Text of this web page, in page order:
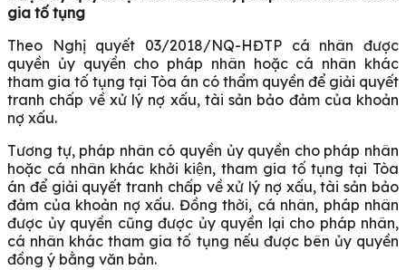
gia tố tụng
Theo Nghị quyết 03/2018/NQ-HĐTP cá nhân được
quyền ủy quyền cho pháp nhân hoặc cá nhân khác
tham gia tố tụng tại Tòa án có thẩm quyền để giải quyết
tranh chấp về xử lý nợ xấu, tài sản bảo đảm của khoản
nợ xấu.
Tương tự, pháp nhân có quyền ủy quyền cho pháp nhân
hoặc cá nhân khác khởi kiện, tham gia tố tụng tại Tòa
án để giải quyết tranh chấp về xử lý nợ xấu, tài sản bảo
đảm của khoản nợ xấu. Đồng thời, cá nhân, pháp nhân
được ủy quyền cũng được ủy quyền lại cho pháp nhân,
cá nhân khác tham gia tố tụng nếu được bên ủy quyền
đồng ý bằng văn bản.